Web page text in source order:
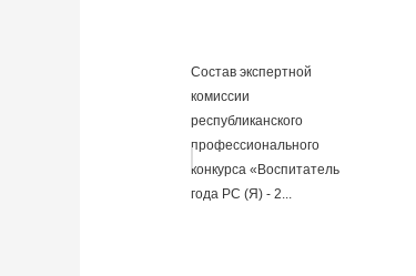
Cостав экспертной
комиссии
республиканского
профессионального
конкурса «Воспитатель
года РС (Я) - 2...